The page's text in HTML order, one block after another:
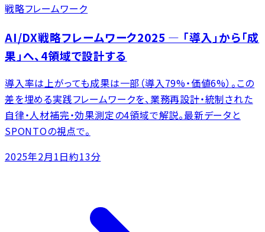
戦略フレームワーク
AI/DX戦略フレームワーク2025 ― 「導入」から「成
果」へ、4領域で設計する
導入率は上がっても成果は一部（導入79%・価値6%）。この
差を埋める実践フレームワークを、業務再設計・統制された
自律・人材補完・効果測定の4領域で解説。最新データと
SPONTOの視点で。
2025年2月1日約13分